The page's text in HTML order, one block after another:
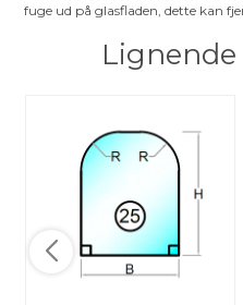
fuge ud på glasfladen, dette kan